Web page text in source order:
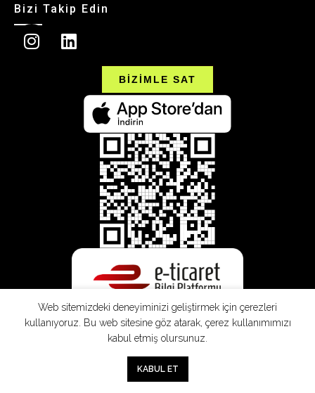
Bizi Takip Edin
BİZİMLE SAT
Web sitemizdeki deneyiminizi geliştirmek için çerezleri
kullanıyoruz. Bu web sitesine göz atarak, çerez kullanımımızı
kabul etmiş olursunuz.
KABUL ET
Sepet